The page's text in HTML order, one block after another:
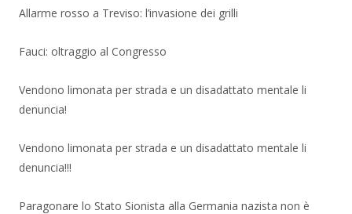
Allarme rosso a Treviso: l’invasione dei grilli
Fauci: oltraggio al Congresso
Vendono limonata per strada e un disadattato mentale li
denuncia!
Vendono limonata per strada e un disadattato mentale li
denuncia!!!
Paragonare lo Stato Sionista alla Germania nazista non è